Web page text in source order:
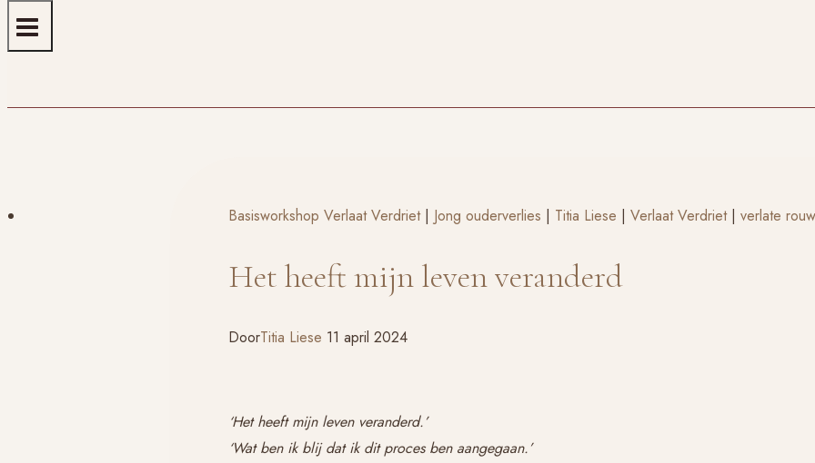
Basisworkshop Verlaat Verdriet| Jong ouderverlies | Titia Liese |Verlaat Verdriet|verlate
Het heeft mijn leven veranderd
DoorTitia Liese 11 april 2024
‘Het heeft mijn leven veranderd.’
‘Wat ben ik blij dat ik dit proces ben aangegaan.’